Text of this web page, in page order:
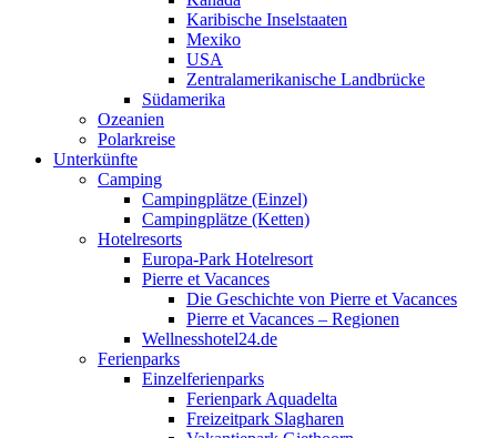
Karibische Inselstaaten
Mexiko
USA
Zentralamerikanische Landbrücke
Südamerika
Ozeanien
Polarkreise
Unterkünfte
Camping
Campingplätze (Einzel)
Campingplätze (Ketten)
Hotelresorts
Europa-Park Hotelresort
Pierre et Vacances
Die Geschichte von Pierre et Vacances
Pierre et Vacances – Regionen
Wellnesshotel24.de
Ferienparks
Einzelferienparks
Ferienpark Aquadelta
Freizeitpark Slagharen